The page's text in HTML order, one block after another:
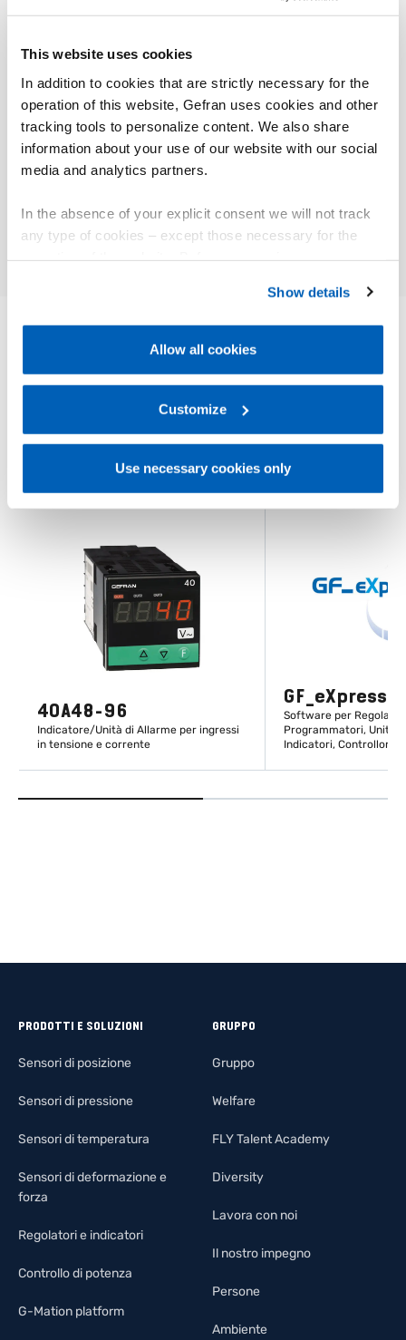
This website uses cookies
In addition to cookies that are strictly necessary for the
operation of this website, Gefran uses cookies and other
tracking tools to personalize content. We also share
information about your use of our website with our social
media and analytics partners.
In the absence of your explicit consent we will not track
any type of cookies – except those necessary for the
Gefran - Cookie
policy.
regarding processing of personal data, at the following
Gefran - Privacy Policy.
Show details
Allow all cookies
Customize
Use necessary cookies only
da una password) consente di limitare su tutti i livelli
configurazione.
Ti potrebbe interessare
40A48-96
Indicatore/Unità di Allarme per ingressi
in tensione e corrente
GF_eXpress
Software per
Programmatori, Unità
Indicatori, Controllori
PRODOTTI E SOLUZIONI
Sensori di posizione
Sensori di pressione
Sensori di temperatura
Sensori di deformazione e
forza
Regolatori e indicatori
Controllo di potenza
G-Mation platform
GRUPPO
Gruppo
Welfare
FLY Talent Academy
Diversity
Lavora con noi
Il nostro impegno
Persone
Ambiente